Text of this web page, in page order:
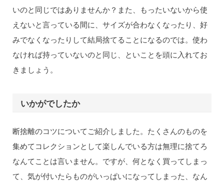
いのと同じではありませんか？また、もったいないから使
えないと言っている間に、サイズが合わなくなったり、好
みでなくなったりして結局捨てることになるのでは。使わ
なければ持っていないのと同じ、といことを頭に入れてお
きましょう。
いかがでしたか
断捨離のコツについてご紹介しました。たくさんのものを
集めてコレクションとして楽しんでいる方は無理に捨てろ
なんてことは言いません。ですが、何となく買ってしまっ
て、気が付いたらものがいっぱいになってしまった、なん